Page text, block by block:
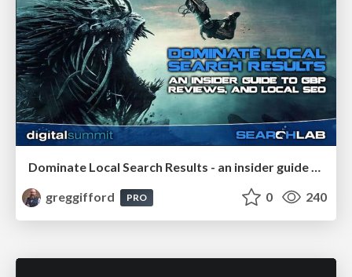
Dominate Local Search Results - an insider guide to GBP, reviews, and Local SEO
greggifford
PRO 0 240